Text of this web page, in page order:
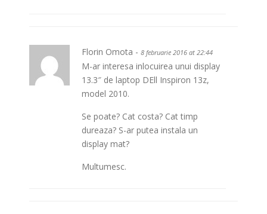
Florin Omota - 8 februarie 2016 at 22:44
M-ar interesa inlocuirea unui display
13.3″ de laptop DEll Inspiron 13z,
model 2010.
Se poate? Cat costa? Cat timp
dureaza? S-ar putea instala un
display mat?
Multumesc.